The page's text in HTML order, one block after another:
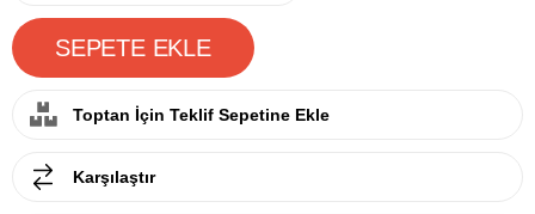
Toptan İçin Teklif Sepetine Ekle
Karşılaştır